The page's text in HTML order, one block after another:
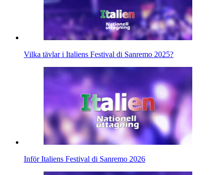
Vilka tävlar i Italiens Festival di Sanremo 2025?
Inför Italiens Festival di Sanremo 2026